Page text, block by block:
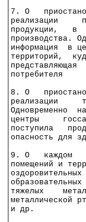
│7. О
│реализации
│продукции,   в
│производства.
│информация  в
│территорий,
│8. О
│реализации
│Одновременно
│центры
│поступила
│опасность
│9. О   каждом
│помещений и
│тяжелых
│и др.